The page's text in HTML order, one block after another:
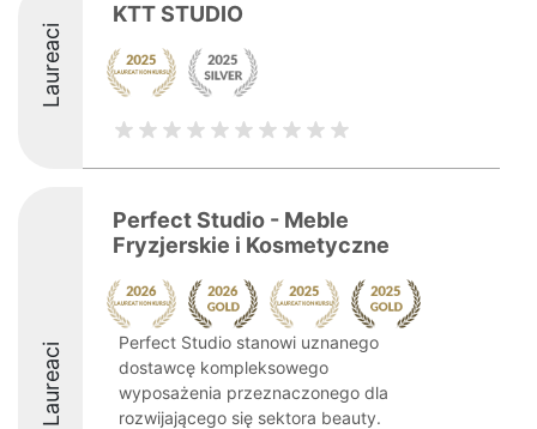
Laureaci
KTT STUDIO
Laureaci
Perfect Studio - Meble
Fryzjerskie i Kosmetyczne
Perfect Studio stanowi uznanego
dostawcę kompleksowego
wyposażenia przeznaczonego dla
rozwijającego się sektora beauty.